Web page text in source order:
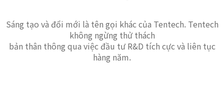
Sáng tạo và đổi mới là tên gọi khác của Tentech. Tentech
không ngừng thử thách
bản thân thông qua việc đầu tư R&D tích cực và liên tục
hàng năm.